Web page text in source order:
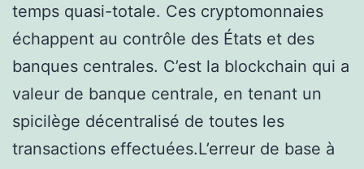
temps quasi-totale. Ces cryptomonnaies
échappent au contrôle des États et des
banques centrales. C’est la blockchain qui a
valeur de banque centrale, en tenant un
spicilège décentralisé de toutes les
transactions effectuées.L’erreur de base à